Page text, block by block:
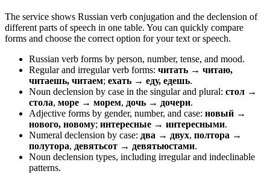
The service shows Russian verb conjugation and the declension of
different parts of speech in one table. You can quickly compare
forms and choose the correct option for your text or speech.
Russian verb forms by person, number, tense, and mood.
Regular and irregular verb forms: читать → читаю,
читаешь, читаем; ехать → еду, едешь.
Noun declension by case in the singular and plural: стол →
стола, море → морем, дочь → дочери.
Adjective forms by gender, number, and case: новый →
нового, новому; интересные → интересными.
Numeral declension by case: два → двух, полтора →
полутора, девятьсот → девятьюстами.
Noun declension types, including irregular and indeclinable
patterns.